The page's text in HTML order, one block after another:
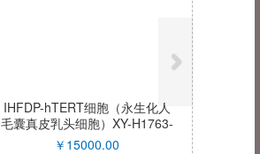
IHFDP-hTERT细胞（永生化人
毛囊真皮乳头细胞）XY-H1763-
QI
￥ 15000.00